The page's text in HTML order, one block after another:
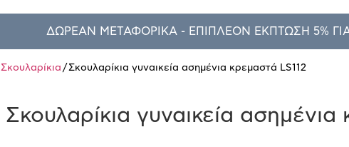
ΔΩΡΕΑΝ ΜΕΤΑΦΟΡΙΚΑ - ΕΠΙΠΛΕΟΝ ΕΚΠΤΩΣΗ 5%
Σκουλαρίκια / Σκουλαρίκια γυναικεία ασημένια κρεμαστά LS112
Σκουλαρίκια γυναικεία ασημένια